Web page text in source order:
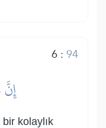
6:94
kolaylık